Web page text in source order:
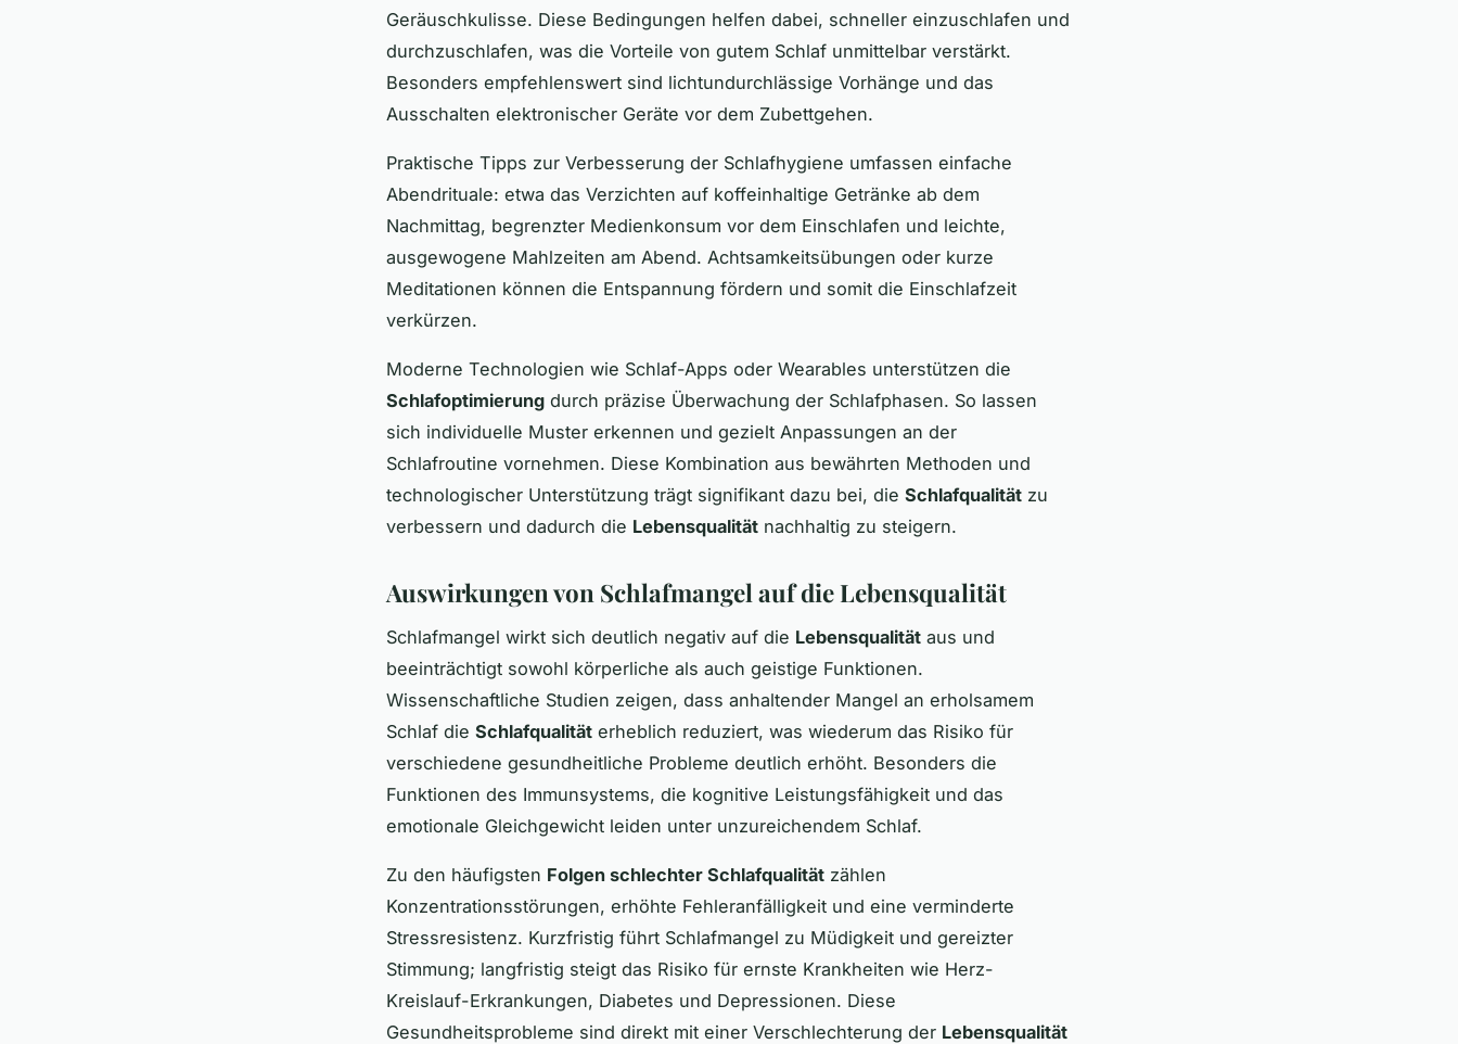
Geräuschkulisse. Diese Bedingungen helfen dabei, schneller einzuschlafen und
durchzuschlafen, was die Vorteile von gutem Schlaf unmittelbar verstärkt.
Besonders empfehlenswert sind lichtundurchlässige Vorhänge und das
Ausschalten elektronischer Geräte vor dem Zubettgehen.
Praktische Tipps zur Verbesserung der Schlafhygiene umfassen einfache
Abendrituale: etwa das Verzichten auf koffeinhaltige Getränke ab dem
Nachmittag, begrenzter Medienkonsum vor dem Einschlafen und leichte,
ausgewogene Mahlzeiten am Abend. Achtsamkeitsübungen oder kurze
Meditationen können die Entspannung fördern und somit die Einschlafzeit
verkürzen.
Moderne Technologien wie Schlaf-Apps oder Wearables unterstützen die
Schlafoptimierung durch präzise Überwachung der Schlafphasen. So lassen
sich individuelle Muster erkennen und gezielt Anpassungen an der
Schlafroutine vornehmen. Diese Kombination aus bewährten Methoden und
technologischer Unterstützung trägt signifikant dazu bei, die Schlafqualität zu
verbessern und dadurch die Lebensqualität nachhaltig zu steigern.
Auswirkungen von Schlafmangel auf die Lebensqualität
Schlafmangel wirkt sich deutlich negativ auf die Lebensqualität aus und
beeinträchtigt sowohl körperliche als auch geistige Funktionen.
Wissenschaftliche Studien zeigen, dass anhaltender Mangel an erholsamem
Schlaf die Schlafqualität erheblich reduziert, was wiederum das Risiko für
verschiedene gesundheitliche Probleme deutlich erhöht. Besonders die
Funktionen des Immunsystems, die kognitive Leistungsfähigkeit und das
emotionale Gleichgewicht leiden unter unzureichendem Schlaf.
Zu den häufigsten Folgen schlechter Schlafqualität zählen
Konzentrationsstörungen, erhöhte Fehleranfälligkeit und eine verminderte
Stressresistenz. Kurzfristig führt Schlafmangel zu Müdigkeit und gereizter
Stimmung; langfristig steigt das Risiko für ernste Krankheiten wie Herz-
Kreislauf-Erkrankungen, Diabetes und Depressionen. Diese
Gesundheitsprobleme sind direkt mit einer Verschlechterung der Lebensqualität